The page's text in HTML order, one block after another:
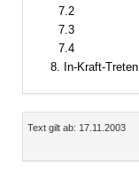
7.2
7.3
7.4
8. In-Kraft-Treten
Inhalt
Text gilt ab: 17.11.2003